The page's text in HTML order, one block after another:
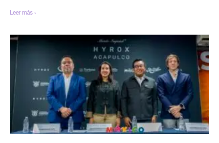
Leer más ›